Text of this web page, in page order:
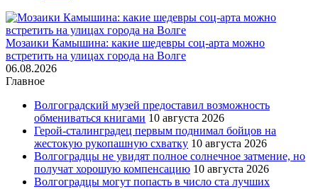
Мозаики Камышина: какие шедевры соц-арта можно
встретить на улицах города на Волге
06.08.2026
Главное
Волгоградский музей предоставил возможность
обмениваться книгами 10 августа 2026
Герой-сталинградец первым поднимал бойцов на
жестокую рукопашную схватку 10 августа 2026
Волгоградцы не увидят полное солнечное затмение, но
получат хорошую компенсацию 10 августа 2026
Волгоградцы могут попасть в число ста лучших